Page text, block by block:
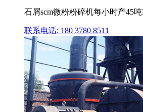
石屑scm微粉粉碎机每小时产45
联系电话: 180 3780 8511